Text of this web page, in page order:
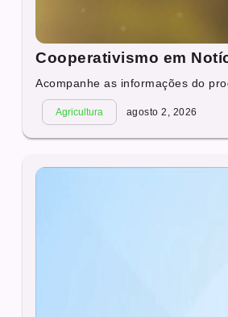
Cooperativismo em
Acompanhe as informações do
Agricultura agosto 2, 2026